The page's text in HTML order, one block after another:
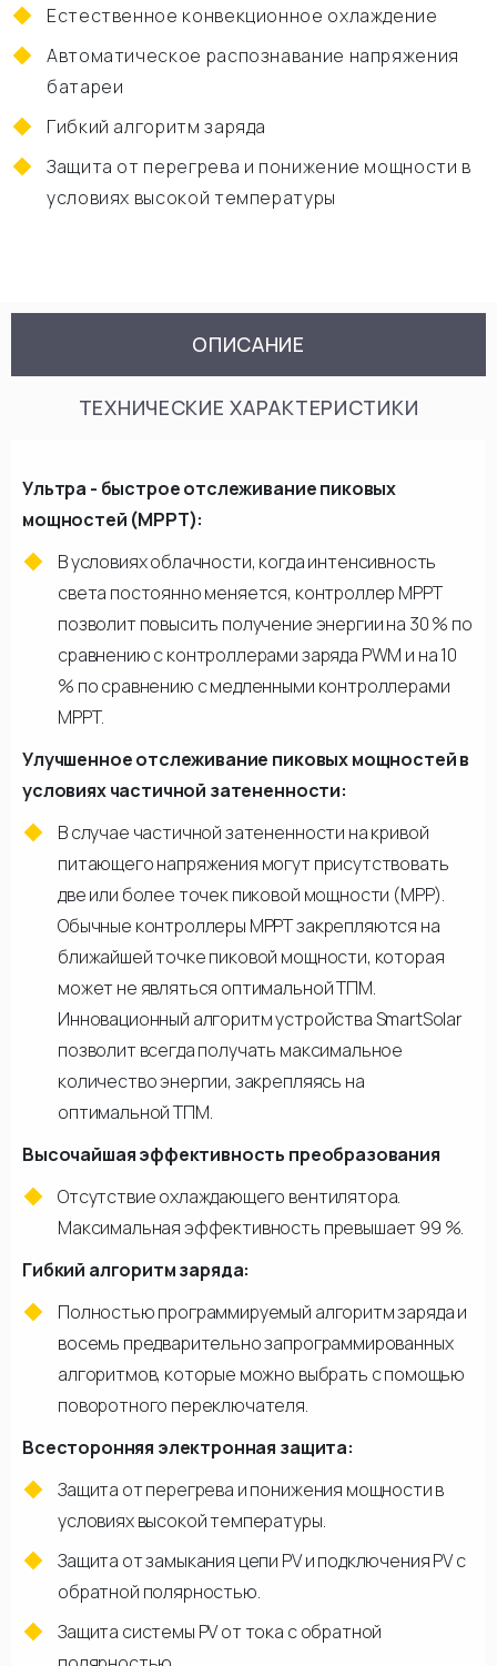
Естественное конвекционное охлаждение
Автоматическое распознавание напряжения
батареи
Гибкий алгоритм заряда
Защита от перегрева и понижение мощности в
условиях высокой температуры
ОПИСАНИЕ
ТЕХНИЧЕСКИЕ ХАРАКТЕРИСТИКИ
Ультра - быстрое отслеживание пиковых
мощностей (MPPT):
В условиях облачности, когда интенсивность
света постоянно меняется, контроллер МРРТ
позволит повысить получение энергии на 30 % по
сравнению с контроллерами заряда PWM и на 10
% по сравнению с медленными контроллерами
МРРТ.
Улучшенное отслеживание пиковых мощностей в
условиях частичной затененности:
В случае частичной затененности на кривой
питающего напряжения могут присутствовать
две или более точек пиковой мощности (МРР).
Обычные контроллеры МРРТ закрепляются на
ближайшей точке пиковой мощности, которая
может не являться оптимальной ТПМ.
Инновационный алгоритм устройства SmartSolar
позволит всегда получать максимальное
количество энергии, закрепляясь на
оптимальной ТПМ.
Высочайшая эффективность преобразования
Отсутствие охлаждающего вентилятора.
Максимальная эффективность превышает 99 %.
Гибкий алгоритм заряда:
Полностью программируемый алгоритм заряда и
восемь предварительно запрограммированных
алгоритмов, которые можно выбрать с помощью
поворотного переключателя.
Всесторонняя электронная защита:
Защита от перегрева и понижения мощности в
условиях высокой температуры.
Защита от замыкания цепи PV и подключения PV с
обратной полярностью.
Защита системы PV от тока с обратной